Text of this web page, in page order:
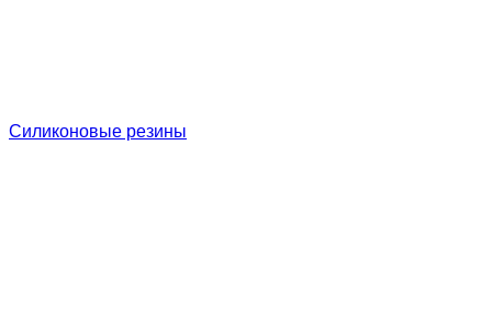
Силиконовые резины